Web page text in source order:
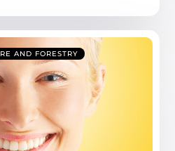
AND FORESTRY